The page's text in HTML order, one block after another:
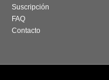
Suscripción
FAQ
Contacto